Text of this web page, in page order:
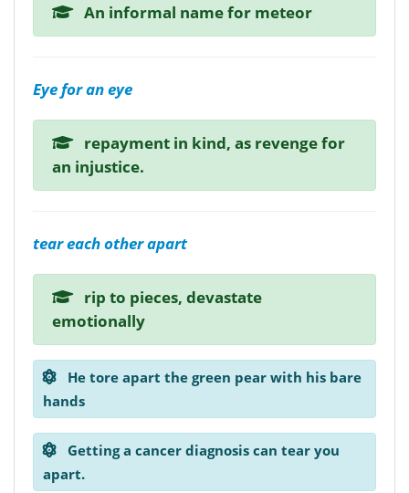
An informal name for meteor
Eye for an eye
repayment in kind, as revenge for
an injustice.
tear each other apart
rip to pieces, devastate
emotionally
He tore apart the green pear with his bare
hands
Getting a cancer diagnosis can tear you
apart.